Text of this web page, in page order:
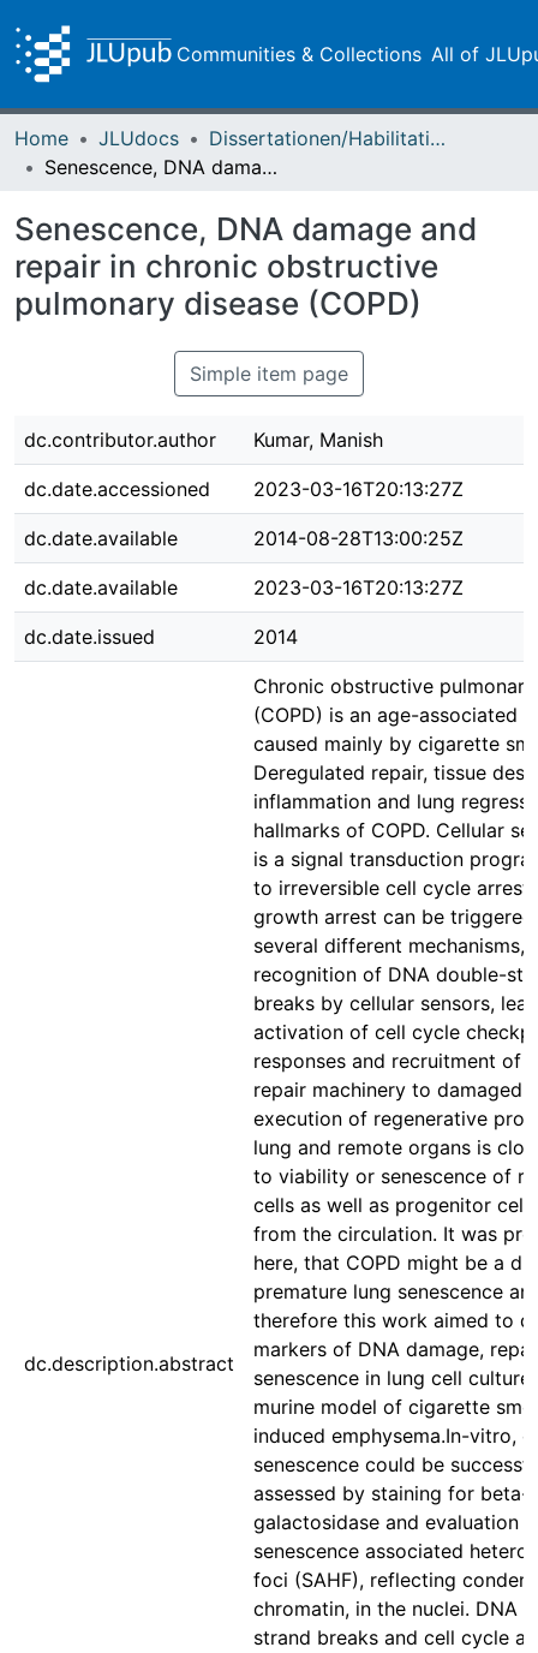
Communities & Collections All of
Home JLUdocs
Dissertationen/Habilitationen
Senescence, DNA damage and repair in chronic obstructive pulmonary disease (COPD)
Senescence, DNA damage and
repair in chronic obstructive
pulmonary disease (COPD)
Simple item page
dc.contributor.author Kumar, Manish
dc.date.accessioned 2023-03-16T20:13:27Z
dc.date.available 2014-08-28T13:00:25Z
dc.date.available 2023-03-16T20:13:27Z
dc.date.issued 2014
dc.description.abstract
Chronic obstructive
(COPD) is an age-associated
caused mainly by cigarette
Deregulated repair, tissue
inflammation and lung
hallmarks of COPD. Cellular
is a signal transduction
to irreversible cell cycle arrest.
growth arrest can be
several different mechanisms,
recognition of DNA double-
breaks by cellular sensors,
activation of cell cycle
responses and recruitment of
repair machinery to damaged
execution of regenerative
lung and remote organs is
to viability or senescence of
cells as well as progenitor
from the circulation. It was
here, that COPD might be a
premature lung senescence
therefore this work aimed to
markers of DNA damage,
senescence in lung cell culture
murine model of cigarette
induced emphysema.In-vitro,
senescence could be
assessed by staining for beta-
galactosidase and evaluation
senescence associated
foci (SAHF), reflecting
chromatin, in the nuclei. DNA
strand breaks and cell cycle